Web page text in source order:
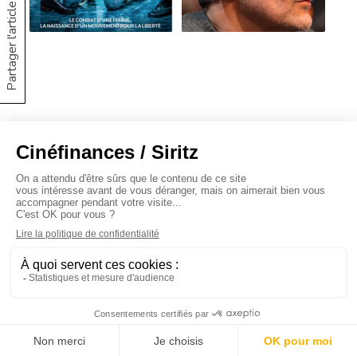
Partager l'article
À propos
Baromètres
Cinéscoop
Éditorial
Le Carrefour
Siritz © 2020 -